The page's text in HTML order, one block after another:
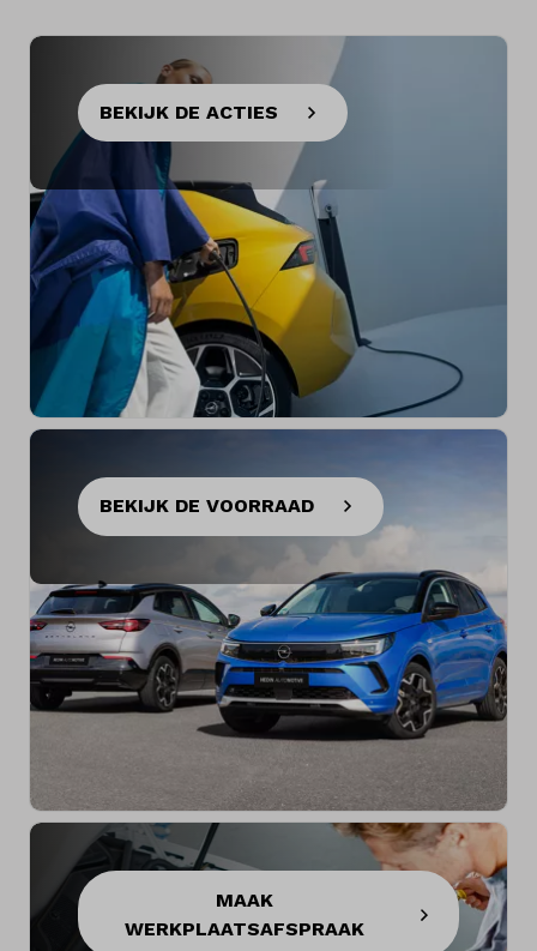
BEKIJK DE ACTIES
BEKIJK DE VOORRAAD
MAAK
WERKPLAATSAFSPRAAK